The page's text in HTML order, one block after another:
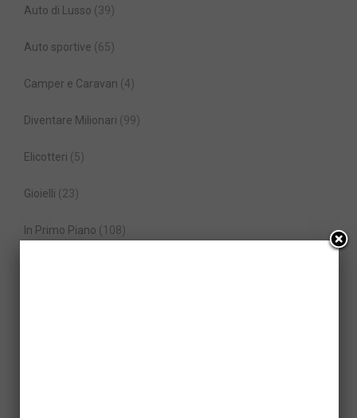
Auto di Lusso (39)
Auto sportive (65)
Camper e Caravan (4)
Diventare Milionari (99)
Elicotteri (5)
Gioielli (23)
In Primo Piano (108)